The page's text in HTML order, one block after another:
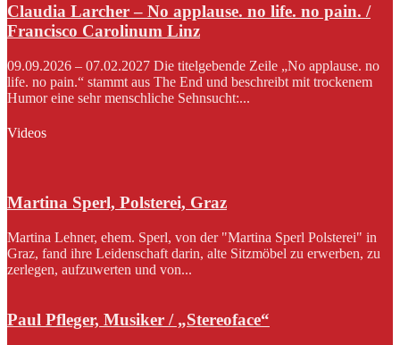
Claudia Larcher – No applause. no life. no pain. /
Francisco Carolinum Linz
09.09.2026 – 07.02.2027 Die titelgebende Zeile „No applause. no
life. no pain.“ stammt aus The End und beschreibt mit trockenem
Humor eine sehr menschliche Sehnsucht:...
Videos
Martina Sperl, Polsterei, Graz
Martina Lehner, ehem. Sperl, von der "Martina Sperl Polsterei" in
Graz, fand ihre Leidenschaft darin, alte Sitzmöbel zu erwerben, zu
zerlegen, aufzuwerten und von...
Paul Pfleger, Musiker / „Stereoface“